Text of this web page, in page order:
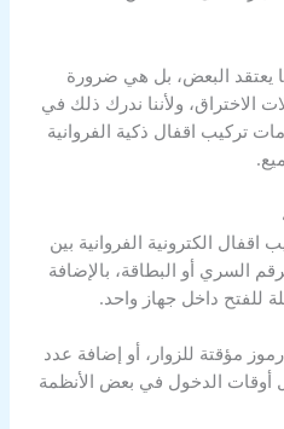
يعتقد البعض، بل هي ضرورة
الاختراق، ولأننا ندرك ذلك في
تركيب اقفال ذكية الفروانية
اقفال الكترونية الفروانية بين
السري أو البطاقة، بالإضافة
للفتح داخل جهاز واحد.
مؤقتة للزوار، أو إضافة عدد
أوقات الدخول في بعض الأنظمة